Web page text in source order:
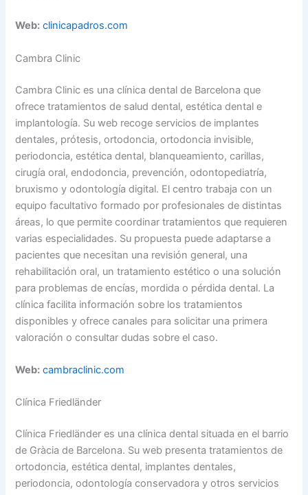
Web: clinicapadros.com
Cambra Clinic
Cambra Clinic es una clínica dental de Barcelona que
ofrece tratamientos de salud dental, estética dental e
implantología. Su web recoge servicios de implantes
dentales, prótesis, ortodoncia, ortodoncia invisible,
periodoncia, estética dental, blanqueamiento, carillas,
cirugía oral, endodoncia, prevención, odontopediatría,
bruxismo y odontología digital. El centro trabaja con un
equipo facultativo formado por profesionales de distintas
áreas, lo que permite coordinar tratamientos que requieren
varias especialidades. Su propuesta puede adaptarse a
pacientes que necesitan una revisión general, una
rehabilitación oral, un tratamiento estético o una solución
para problemas de encías, mordida o pérdida dental. La
clínica facilita información sobre los tratamientos
disponibles y ofrece canales para solicitar una primera
valoración o consultar dudas sobre el caso.
Web: cambraclinic.com
Clínica Friedländer
Clínica Friedländer es una clínica dental situada en el barrio
de Gràcia de Barcelona. Su web presenta tratamientos de
ortodoncia, estética dental, implantes dentales,
periodoncia, odontología conservadora y otros servicios